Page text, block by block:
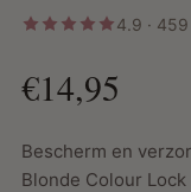
4.9 ·
€14,95
Bescherm en
Blonde Colour